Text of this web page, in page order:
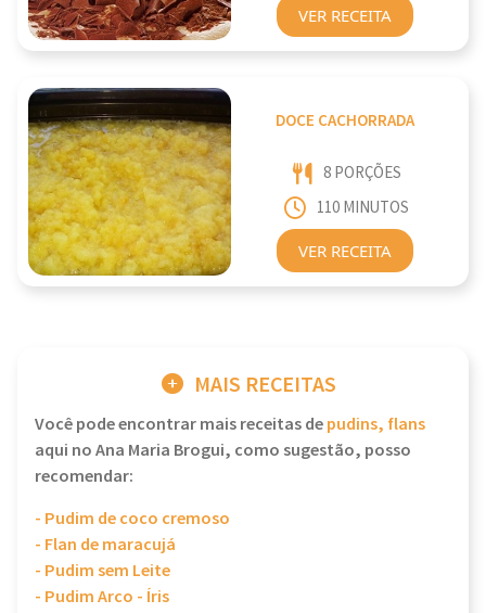
VER RECEITA
DOCE CACHORRADA
8 PORÇÕES
110 MINUTOS
VER RECEITA
MAIS RECEITAS
Você pode encontrar mais receitas depudins, flans
aqui no Ana Maria Brogui, como sugestão, posso
recomendar:
- Pudim de coco cremoso
- Flan de maracujá
- Pudim sem Leite
- Pudim Arco - Íris